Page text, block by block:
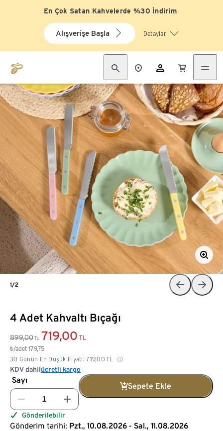
En Çok Satan Kahvelerde %30 İndirim
Alışverişe Başla Detaylar
4 Adet Kahvaltı Bıçağı
899,00 TL 719,00 TL
₺/adet 179,75
30 Günün En Düşük Fiyatı: 719,00 TL
KDV dahilücretli kargo
Sayı
Sepete Ekle
Gönderilebilir
Gönderim tarihi: Pzt., 10.08.2026 - Sal., 11.08.2026
1/2